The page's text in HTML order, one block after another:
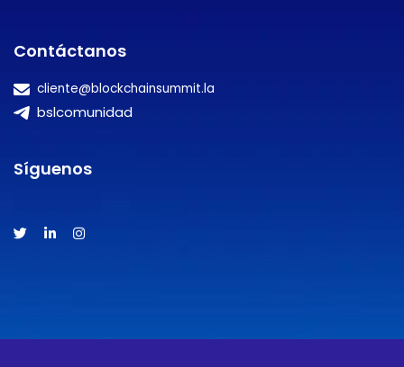
Contáctanos
cliente@blockchainsummit.la
bslcomunidad
Síguenos